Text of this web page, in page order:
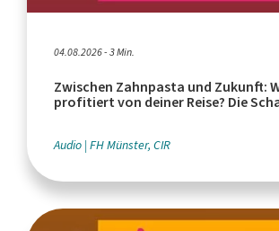
04.08.2026 - 3 Min.
Zwischen Zahnpasta und Zukunft:
profitiert von deiner Reise? Die
Audio FH Münster, CIR